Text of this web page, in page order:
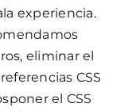
experiencia.
eliminar el
CSS
el CSS